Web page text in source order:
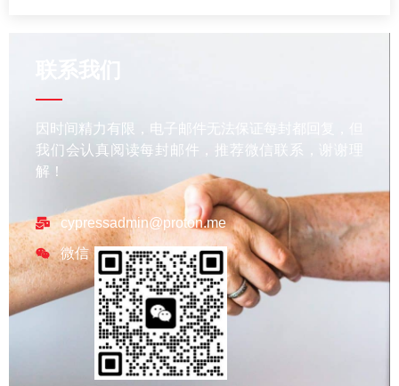
因时间精力有限，电子邮件无法保证每封都回复，但
我们会认真阅读每封邮件，推荐微信联系，谢谢理
解！
cypressadmin@proton.me
微信